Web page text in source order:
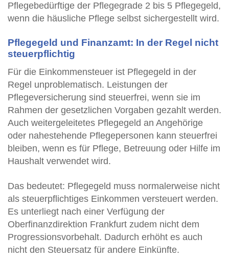
Pflegebedürftige der Pflegegrade 2 bis 5 Pflegegeld,
wenn die häusliche Pflege selbst sichergestellt wird.
Pflegegeld und Finanzamt: In der Regel nicht
steuerpflichtig
Für die Einkommensteuer ist Pflegegeld in der
Regel unproblematisch. Leistungen der
Pflegeversicherung sind steuerfrei, wenn sie im
Rahmen der gesetzlichen Vorgaben gezahlt werden.
Auch weitergeleitetes Pflegegeld an Angehörige
oder nahestehende Pflegepersonen kann steuerfrei
bleiben, wenn es für Pflege, Betreuung oder Hilfe im
Haushalt verwendet wird.
Das bedeutet: Pflegegeld muss normalerweise nicht
als steuerpflichtiges Einkommen versteuert werden.
Es unterliegt nach einer Verfügung der
Oberfinanzdirektion Frankfurt zudem nicht dem
Progressionsvorbehalt. Dadurch erhöht es auch
nicht den Steuersatz für andere Einkünfte.